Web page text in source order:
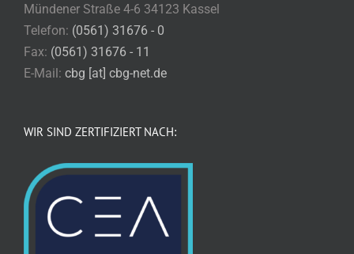
Mündener Straße 4-6 34123 Kassel
Telefon: (0561) 31676 - 0
Fax: (0561) 31676 - 11
E-Mail: cbg [at] cbg-net.de
WIR SIND ZERTIFIZIERT NACH: